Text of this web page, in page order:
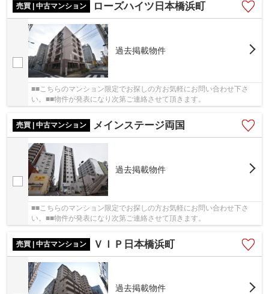
売買 | 中古マンション ローズハイツ日本橋浜町
過去掲載物件
■■こちらのマンション限定でお探しの方お気軽にお問い合わせ下さ
い。■■物件が発表になり次第ご連絡させて頂きます。
売買 | 中古マンション メインステージ両国
過去掲載物件
■■こちらのマンション限定でお探しの方お気軽にお問い合わせ下さ
い。■■物件が発表になり次第ご連絡させて頂きます。
売買 | 中古マンション ＶＩＰ日本橋浜町
過去掲載物件